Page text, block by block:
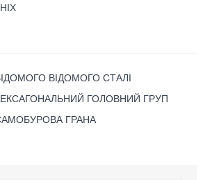
ВІДОМОГО СТАЛІ
ГОЛОВНИЙ ГРУП
ГРАНА